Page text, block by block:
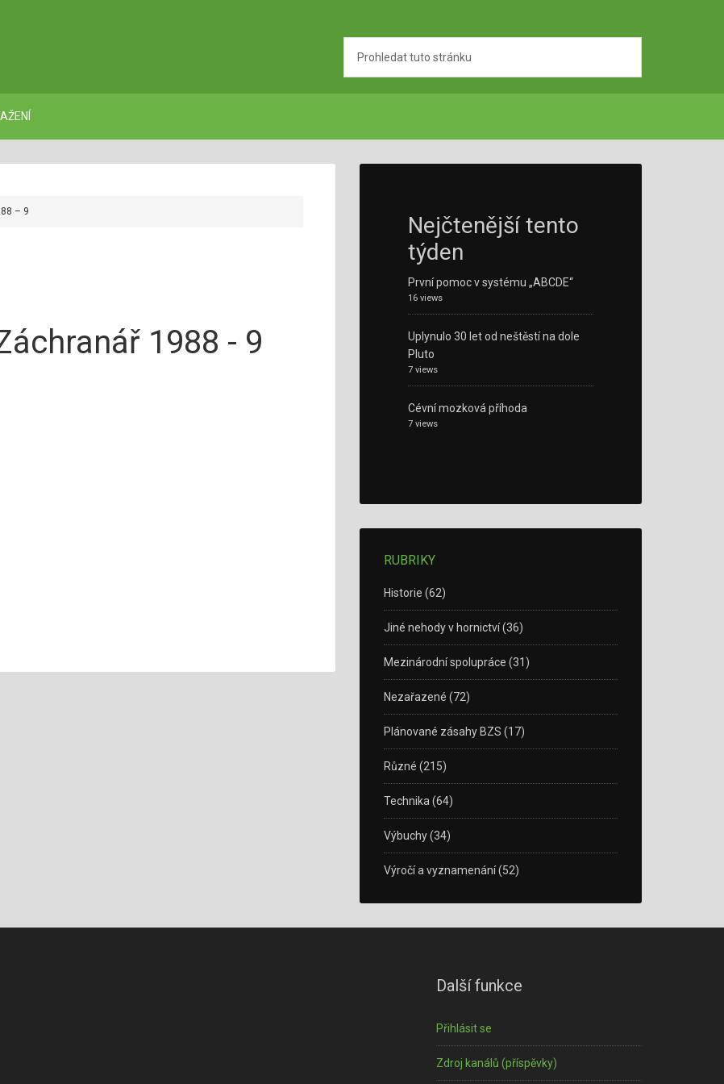
– 9
1988 - 9
Nejčtenější tento
týden
První pomoc v systému „ABCDE“
16 views
Uplynulo 30 let od neštěstí na dole
Pluto
7 views
Cévní mozková příhoda
7 views
RUBRIKY
Historie (62)
Jiné nehody v hornictví(36)
Mezinárodní spolupráce (31)
Nezařazené (72)
Plánované zásahy BZS (17)
Různé (215)
Technika (64)
Výbuchy(34)
Výročí a vyznamenání(52)
Další funkce
Přihlásit se
Zdroj kanálů (příspěvky)